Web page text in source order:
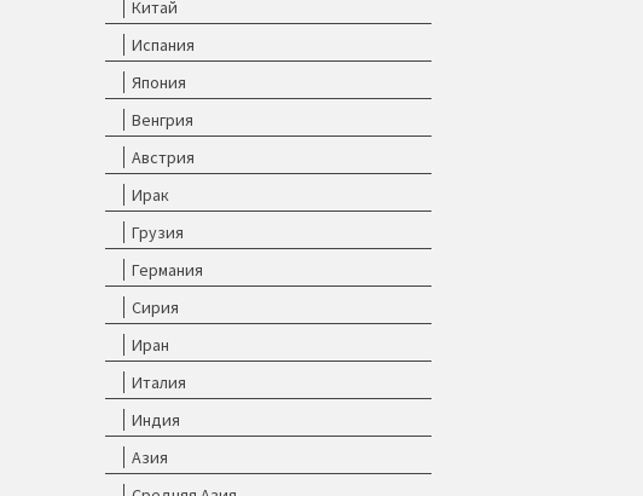
Китай
Испания
Япония
Венгрия
Австрия
Ирак
Грузия
Германия
Сирия
Иран
Италия
Индия
Азия